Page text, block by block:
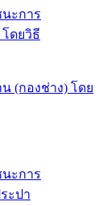
(กองช่าง) โดย